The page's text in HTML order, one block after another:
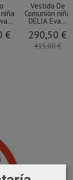
€
Vestido De
Comunión niña
DELIA Eva...
290,50 €
415,00 €